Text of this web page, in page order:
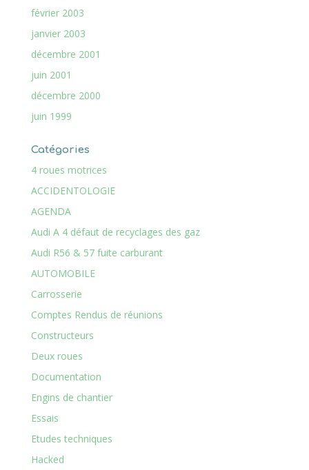
février 2003
janvier 2003
décembre 2001
juin 2001
décembre 2000
juin 1999
Catégories
4 roues motrices
ACCIDENTOLOGIE
AGENDA
Audi A 4 défaut de recyclages des gaz
Audi R56 & 57 fuite carburant
AUTOMOBILE
Carrosserie
Comptes Rendus de réunions
Constructeurs
Deux roues
Documentation
Engins de chantier
Essais
Etudes techniques
Hacked